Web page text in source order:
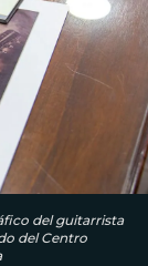
del guitarrista
del Centro